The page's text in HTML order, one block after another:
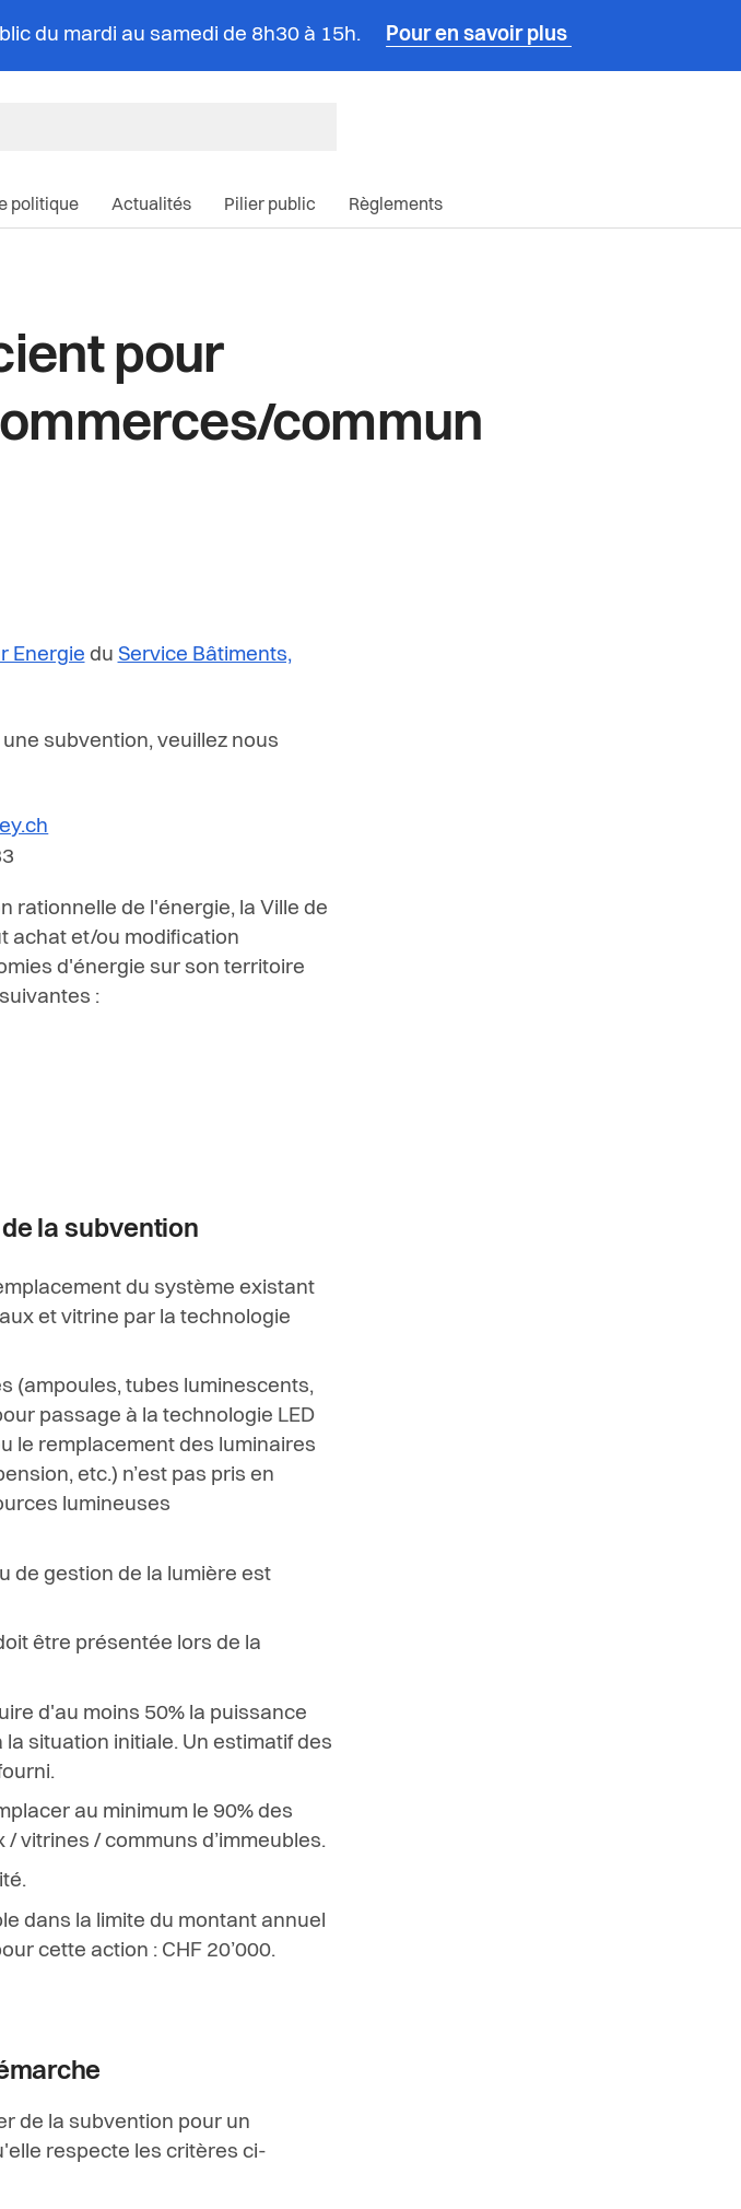
du mardi au samedi de 8h30 à 15h. Pour en savoir plus
politique Actualités Pilier public Règlements
pour
commun
Energie du Service Bâtiments,
subvention, veuillez nous
rationnelle de l'énergie, la Ville de
achat et/ou modification
d'énergie sur son territoire
:
la subvention
du système existant
et vitrine par la technologie
s (ampoules, tubes luminescents,
ourpassage à la technologie LED
u le remplacement des luminaires
ension, etc.) n’est pas pris en
lumineuses
u de gestion de la lumière est
être présentée lors de la
d'au moins 50% la puissance
situation initiale. Un estimatif des
placerau minimum le 90% des
/ vitrines / communs d’immeubles.
té.
dans la limite du montant annuel
cette action : CHF 20’000.
de la subvention pour un
respecte les critères ci-